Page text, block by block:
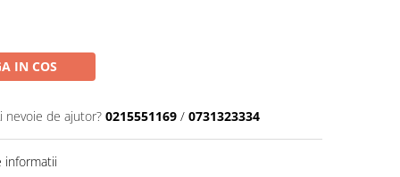
IN COS
nevoie de ajutor? 0215551169 / 0731323334
informatii